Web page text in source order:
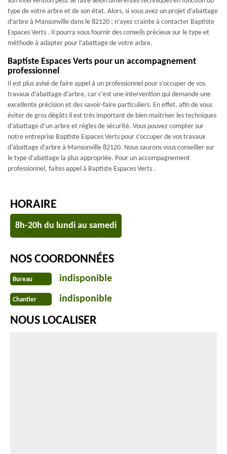
type de votre arbre et de son état. Alors, si vous avez un projet d’abattage
d’arbre à Mansonville dans le 82120 ; n’ayez crainte à contacter Baptiste
Espaces Verts . Il pourra vous fournir des conseils précieux sur le type et
méthode à adapter pour l’abattage de votre arbre.
Baptiste Espaces Verts pour un accompagnement
professionnel
Il est plus avisé de faire appel à un professionnel pour s’occuper de vos
travaux d’abattage d’arbre, car c’est une intervention qui demande une
excellente précision et des savoir-faire particuliers. En effet, afin de vous
éviter de gros dégâts il est très important de bien maitriser les techniques
d’abattage d’un arbre et règles de sécurité. Vous pouvez compter sur
notre entreprise Baptiste Espaces Verts pour s’occuper de vos travaux
d’abattage d’arbre à Mansonville 82120. Nous saurons vous conseiller sur
le type d’abattage la plus appropriée. Pour un accompagnement
professionnel, faites appel à Baptiste Espaces Verts .
HORAIRE
8h-20h du lundi au samedi
NOS COORDONNÉES
Bureau indisponible
Chantier indisponible
NOUS LOCALISER